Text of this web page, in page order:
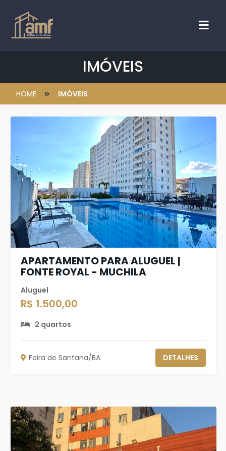
IMÓVEIS
HOME IMÓVEIS
APARTAMENTO PARA ALUGUEL |
FONTE ROYAL - MUCHILA
Aluguel
R$ 1.500,00
2 quartos
Feira de Santana/BA DETALHES